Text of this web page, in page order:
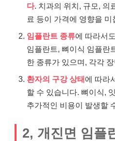
다. 치과의 위치, 규모, 의
료 등이 가격에 영향을 미
임플란트 종류에 따라서
임플란트, 뼈이식 임플란
한 종류가 있으며, 각각
환자의 구강 상태에 따라
할 수 있습니다. 뼈이식,
추가적인 비용이 발생할
2, 개진면 임플